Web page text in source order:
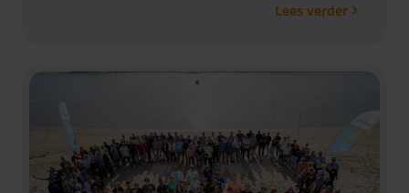
Lees verder